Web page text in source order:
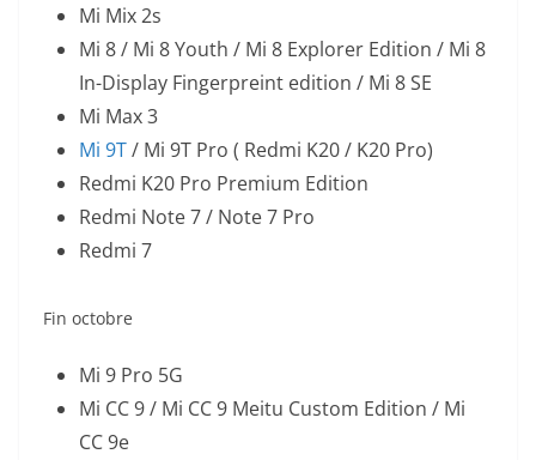
Mi Mix 2s
Mi 8 / Mi 8 Youth / Mi 8 Explorer Edition / Mi 8
In-Display Fingerpreint edition / Mi 8 SE
Mi Max 3
Mi 9T/ Mi 9T Pro ( Redmi K20 / K20 Pro)
Redmi K20 Pro Premium Edition
Redmi Note 7 / Note 7 Pro
Redmi 7
Fin octobre
Mi 9 Pro 5G
Mi CC 9 / Mi CC 9 Meitu Custom Edition / Mi
CC 9e